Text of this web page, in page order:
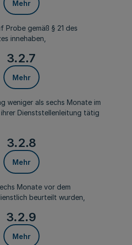
Mehr
Probe gemäß § 21 des
innehaben,
3.2.7
Mehr
weniger als sechs Monate im
Dienststellenleitung tätig
3.2.8
Mehr
Monate vor dem
beurteilt wurden,
3.2.9
Mehr